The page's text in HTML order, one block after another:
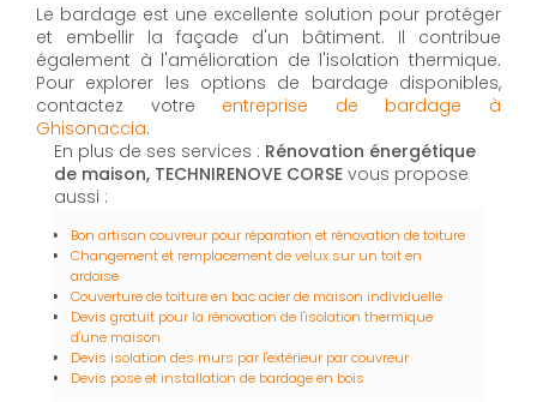
Le bardage est une excellente solution pour protéger
et embellir la façade d'un bâtiment. Il contribue
également à l'amélioration de l'isolation thermique.
Pour explorer les options de bardage disponibles,
contactez votre entreprise de bardage à
Ghisonaccia.
En plus de ses services : Rénovation énergétique
de maison, TECHNIRENOVE CORSE vous propose
aussi :
Bon artisan couvreur pour réparation et rénovation de toiture
Changement et remplacement de velux sur un toit en
ardoise
Couverture de toiture en bac acier de maison individuelle
Devis gratuit pour la rénovation de l'isolation thermique
d'une maison
Devis isolation des murs par l'extérieur par couvreur
Devis pose et installation de bardage en bois